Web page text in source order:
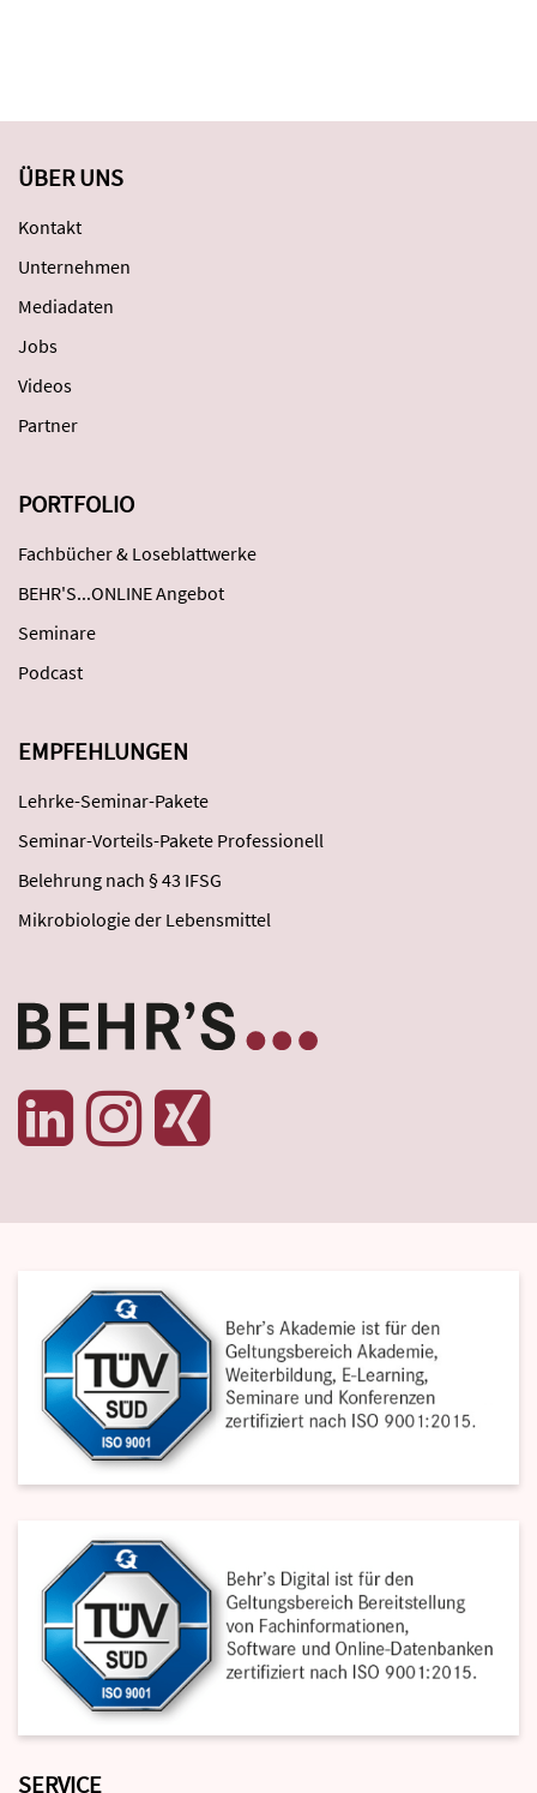
ÜBER UNS
Kontakt
Unternehmen
Mediadaten
Jobs
Videos
Partner
PORTFOLIO
Fachbücher & Loseblattwerke
BEHR'S...ONLINE Angebot
Seminare
Podcast
EMPFEHLUNGEN
Lehrke-Seminar-Pakete
Seminar-Vorteils-Pakete Professionell
Belehrung nach § 43 IFSG
Mikrobiologie der Lebensmittel
SERVICE